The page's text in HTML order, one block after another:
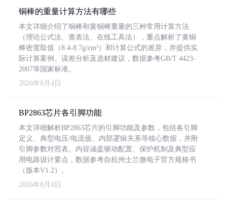
铜棒的重量计算方法有哪些
本文详细介绍了铜棒和黄铜棒重量的三种常用计算方法
（理论公式法、查表法、在线工具法），重点解析了黄铜
棒密度取值（8.4-8.7g/cm³）和计算公式的差异，并提供实
际计算案例、误差分析及选材建议，数据参考GB/T 4423-
2007等国家标准。
2026年8月4日
BP2863芯片各引脚功能
本文详细解析BP2863芯片的引脚功能及参数，包括各引脚
定义、典型电压/电流值、内部逻辑关系等核心数据，并附
引脚参数对照表。内容涵盖驱动配置、保护机制及典型应
用电路设计要点，数据参考自杭州士兰微电子官方规格书
（版本V1.2）。
2026年8月4日